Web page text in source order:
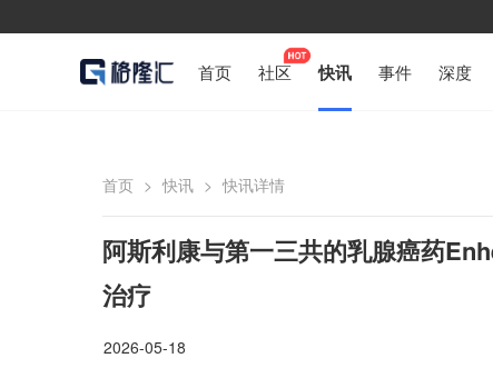
首页 社区 快讯 事件 深度
首页 > 快讯 > 快讯详情
阿斯利康与第一三共的乳腺癌药
治疗
2026-05-18